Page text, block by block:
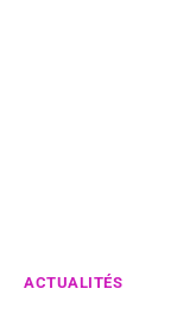
ACTUALITÉS